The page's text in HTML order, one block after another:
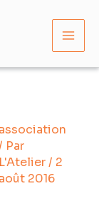
association
Par
L'Atelier/ 2
août 2016